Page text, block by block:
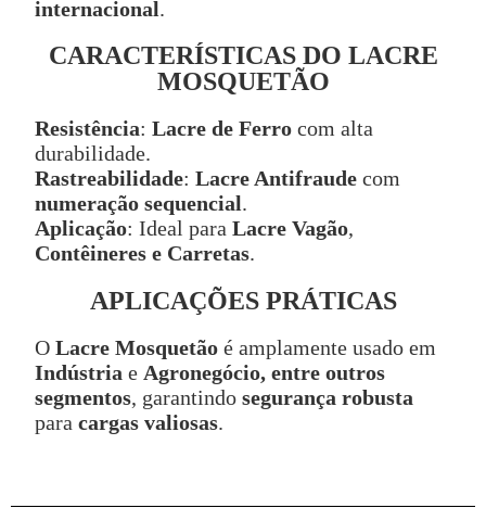
internacional.
CARACTERÍSTICAS DO LACRE
MOSQUETÃO
Resistência: Lacre de Ferro com alta
durabilidade.
Rastreabilidade: Lacre Antifraude com
numeração sequencial.
Aplicação: Ideal para Lacre Vagão,
Contêineres e Carretas.
APLICAÇÕES PRÁTICAS
O Lacre Mosquetão é amplamente usado em
Indústria e Agronegócio, entre outros
segmentos, garantindo segurança robusta
para cargas valiosas.